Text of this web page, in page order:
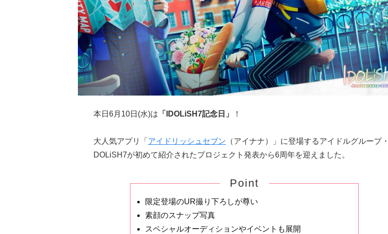
本日6月10日(水)は 「IDOLiSH7記念日」 ！
大人気アプリ「 アイドリッシュセブン （アイナナ）」に登場するアイドルグループ・I
DOLiSH7が初めて紹介されたプロジェクト発表から6周年を迎えました。
Point
限定登場のUR撮り下ろしが尊い
素顔のスナップ写真
スペシャルオーディションやイベントも展開